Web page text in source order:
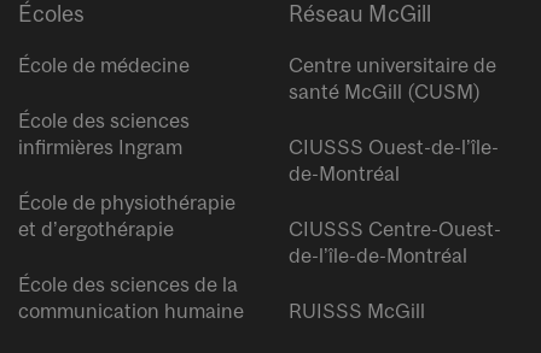
Écoles
École de médecine
École des sciences
infirmières Ingram
École de physiothérapie
et d’ergothérapie
École des sciences de la
communication humaine
Réseau McGill
Centre universitaire de
santé McGill (CUSM)
CIUSSS Ouest-de-l’île-
de-Montréal
CIUSSS Centre-Ouest-
de-l’île-de-Montréal
RUISSS McGill